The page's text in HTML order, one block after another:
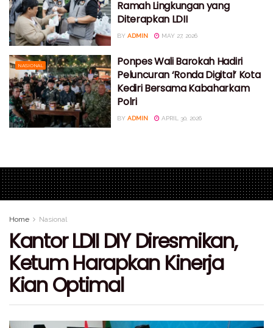
Ramah Lingkungan yang
Diterapkan LDII
BY ADMIN MAY 27, 2026
NASIONAL
Ponpes Wali Barokah Hadiri
Peluncuran ‘Ronda Digital’ Kota
Kediri Bersama Kabaharkam
Polri
BY ADMIN APRIL 30, 2026
Home Nasional
Kantor LDII DIY Diresmikan,
Ketum Harapkan Kinerja
Kian Optimal